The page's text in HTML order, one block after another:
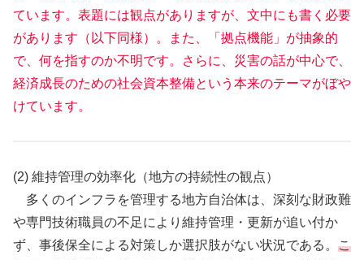
ています。表題には観点がありますが、文中にも書く必要
があります（以下同様）。また、「拠点機能」が抽象的
で、何を指すのか不明です。さらに、災害の話が中心で、
経済成長のための社会資本整備という本来のテーマがぼや
けています。
(2) 維持管理の効率化（地方の持続性の観点）
多くのインフラを管理する地方自治体は、深刻な財政難
や専門技術職員の不足により維持管理・更新が追い付か
ず、事後保全による対策しか選択肢がない状況である。 こ